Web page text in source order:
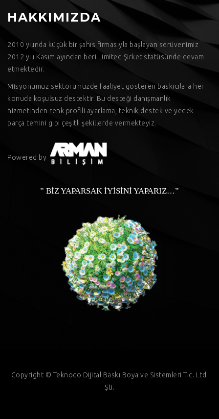
HAKKIMIZDA
2010 yılında küçük bir şahıs firmasıyla başlayan serüvenimiz
2012 yılı Kasım ayından beri Limited Şirket statüsünde devam
etmektedir.
Misyonumuz sektörümüzde faaliyet gösteren baskıcılara her
konuda koşulsuz destektir. Bu desteği danışmanlık
hizmetinden renk profili ayarlama, teknik destek ve yedek
parça temini gibi çeşitli şekillerde vermekteyiz.
Powered by
” BİZ YAPARSAK İYİSİNİ YAPARIZ…”
Copyright © Teknoco Dijital Baskı Boya ve Sistemleri Tic. Ltd.
Şti.